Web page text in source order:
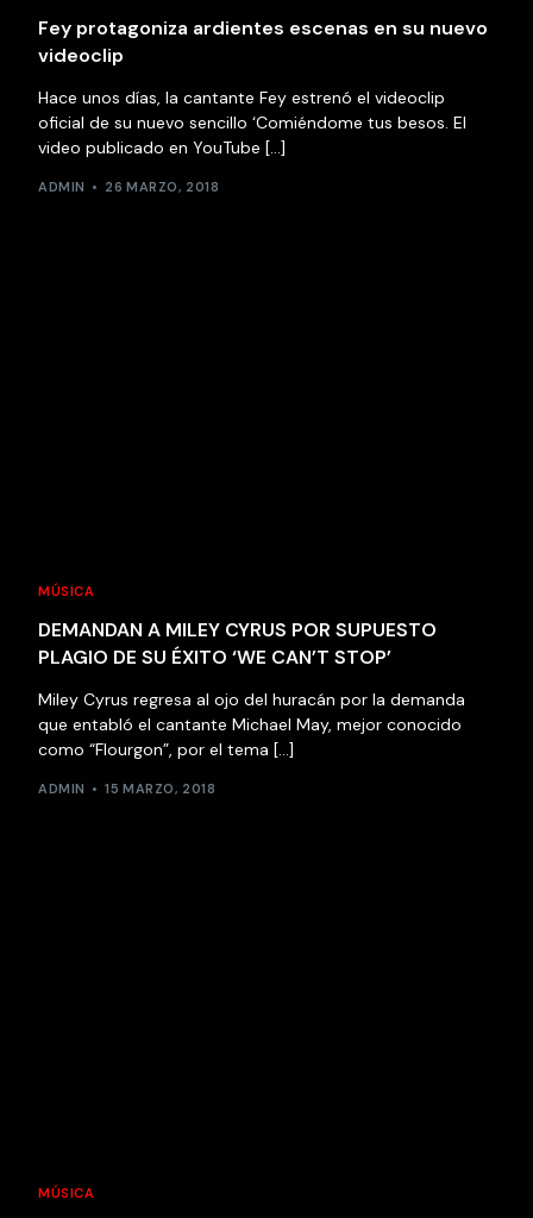
Fey protagoniza ardientes escenas en su nuevo
videoclip
Hace unos días, la cantante Fey estrenó el videoclip
oficial de su nuevo sencillo ‘Comiéndome tus besos. El
video publicado en YouTube […]
ADMIN 26 MARZO, 2018
MÚSICA
DEMANDAN A MILEY CYRUS POR SUPUESTO
PLAGIO DE SU ÉXITO ‘WE CAN’T STOP’
Miley Cyrus regresa al ojo del huracán por la demanda
que entabló el cantante Michael May, mejor conocido
como “Flourgon”, por el tema […]
ADMIN 15 MARZO, 2018
MÚSICA